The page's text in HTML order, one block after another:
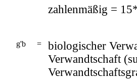
zahlenmäßig =
g'b =
biologischer
Verwandtschaft